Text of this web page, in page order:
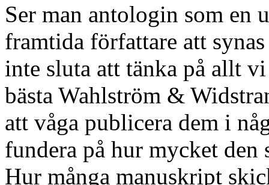
Ser man antologin som en
framtida författare att
inte sluta att tänka på allt
bästa Wahlström &
att våga publicera dem i
fundera på hur mycket
Hur många manuskript